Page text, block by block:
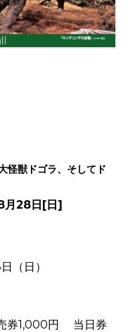
怪獣ドゴラ、そしてド
月28日[日]
日（日）
券1,000円 当日券